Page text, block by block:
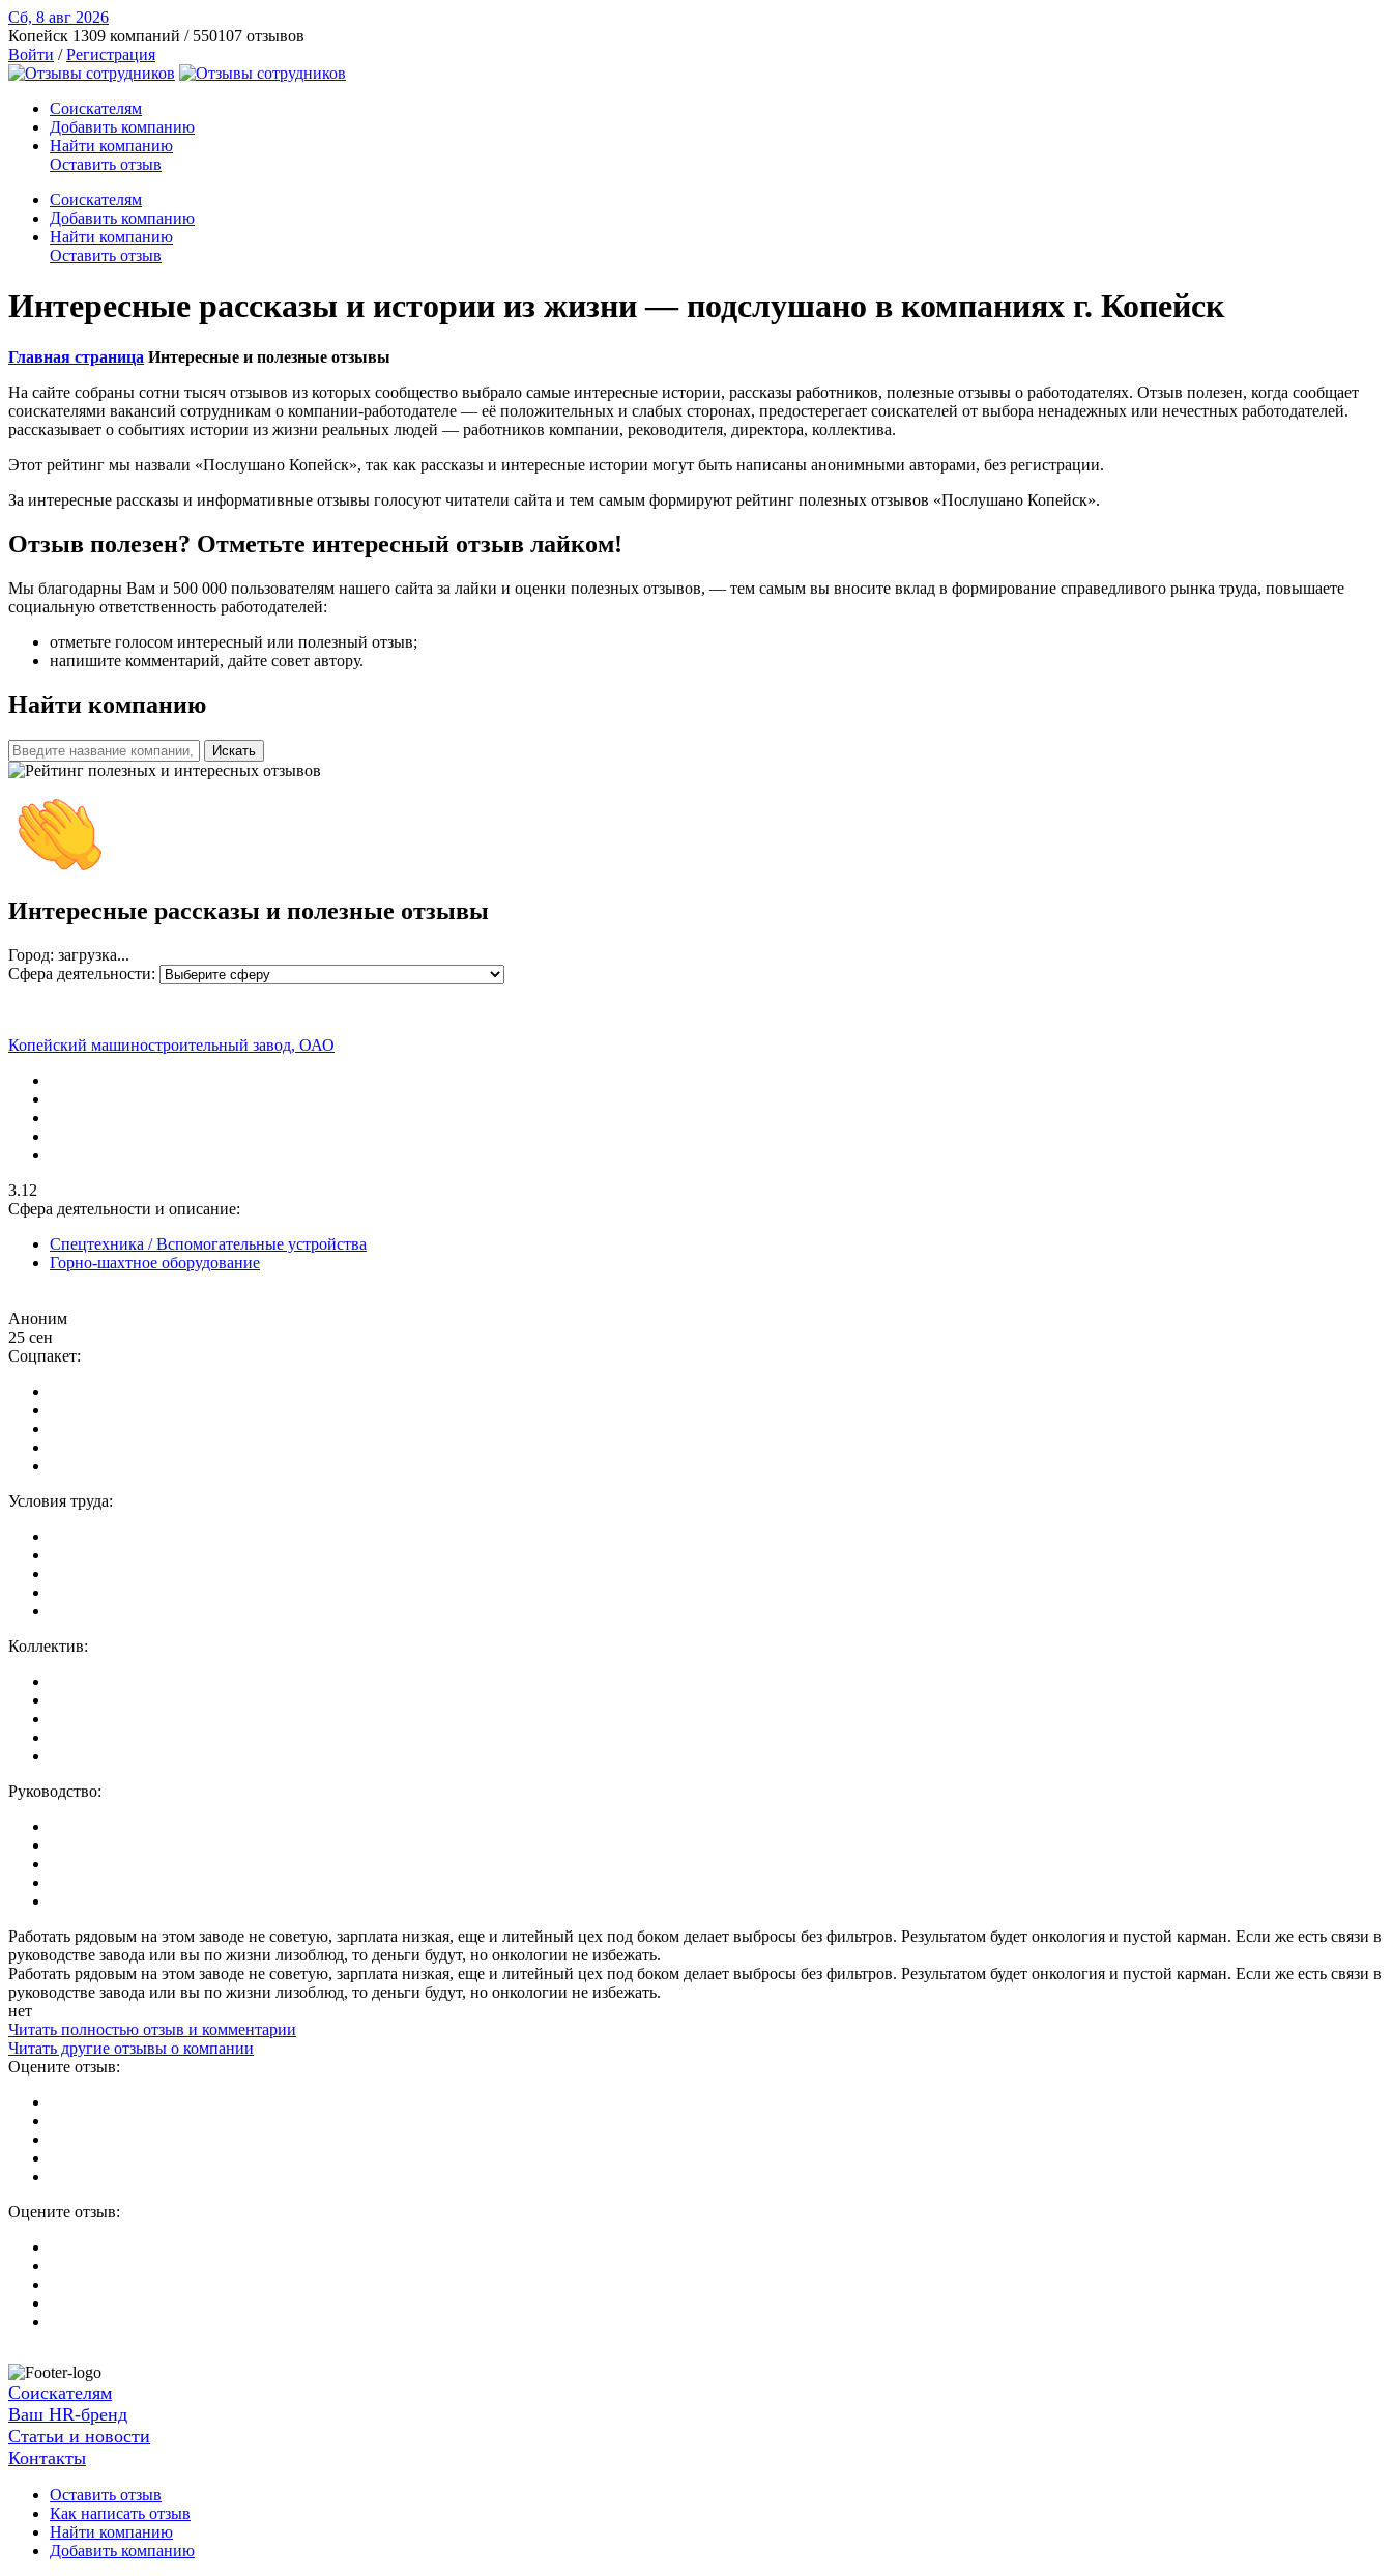
Сб, 8 авг 2026
Копейск 1309 компаний / 550107 отзывов
Войти /Регистрация
Соискателям
Добавить компанию
Найти компанию
Оставить отзыв
Соискателям
Добавить компанию
Найти компанию
Оставить отзыв
Интересные рассказы и истории из жизни — подслушано в компаниях г. Копейск
Главная страница Интересные и полезные отзывы
На сайте собраны сотни тысяч отзывов из которых сообщество выбрало самые интересные истории, рассказы работников, полезные отзывы о работодателях. Отзыв полезен, когда сообщает
соискателями вакансий сотрудникам о компании-работодателе — её положительных и слабых сторонах, предостерегает соискателей от выбора ненадежных или нечестных работодателей.
рассказывает о событиях истории из жизни реальных людей — работников компании, реководителя, директора, коллектива.
Этот рейтинг мы назвали «Послушано Копейск», так как рассказы и интересные истории могут быть написаны анонимными авторами, без регистрации.
За интересные рассказы и информативные отзывы голосуют читатели сайта и тем самым формируют рейтинг полезных отзывов «Послушано Копейск».
Отзыв полезен? Отметьте интересный отзыв лайком!
Мы благодарны Вам и 500 000 пользователям нашего сайта за лайки и оценки полезных отзывов, — тем самым вы вносите вклад в формирование справедливого рынка труда, повышаете
социальную ответственность работодателей:
отметьте голосом интересный или полезный отзыв;
напишите комментарий, дайте совет автору.
Найти компанию
Искать
Интересные рассказы и полезные отзывы
Город: загрузка...
Сфера деятельности:
Копейский машиностроительный завод, ОАО
3.12
Сфера деятельности и описание:
Спецтехника / Вспомогательные устройства
Горно-шахтное оборудование
Аноним
25 сен
Соцпакет:
Условия труда:
Коллектив:
Руководство:
Работать рядовым на этом заводе не советую, зарплата низкая, еще и литейный цех под боком делает выбросы без фильтров. Результатом будет онкология и пустой карман. Если же есть связи в
руководстве завода или вы по жизни лизоблюд, то деньги будут, но онкологии не избежать.
Работать рядовым на этом заводе не советую, зарплата низкая, еще и литейный цех под боком делает выбросы без фильтров. Результатом будет онкология и пустой карман. Если же есть связи в
руководстве завода или вы по жизни лизоблюд, то деньги будут, но онкологии не избежать.
нет
Читать полностью отзыв и комментарии
Читать другие отзывы о компании
Оцените отзыв:
Оцените отзыв:
Соискателям
Ваш HR-бренд
Статьи и новости
Контакты
Оставить отзыв
Как написать отзыв
Найти компанию
Добавить компанию